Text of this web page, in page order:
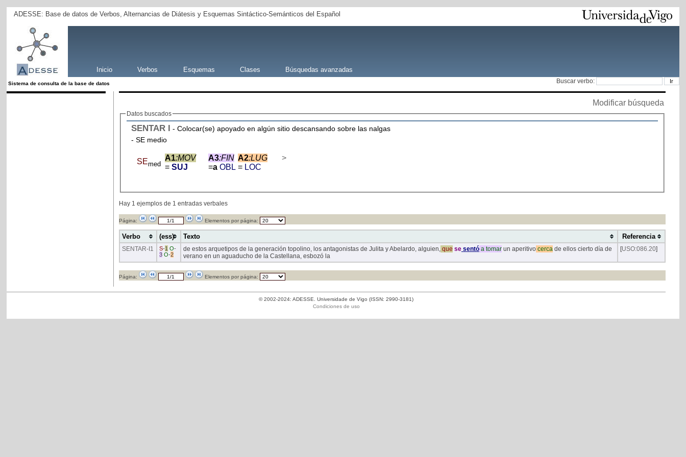
ADESSE: Base de datos de Verbos, Alternancias de Diátesis y Esquemas Sintáctico-Semánticos del Español
Inicio Verbos Esquemas Clases Búsquedas avanzadas
Sistema de consulta de la base de datos Buscar verbo:
Modificar búsqueda
Datos buscados
SENTAR I - Colocar(se) apoyado en algún sitio descansando sobre las nalgas
- SE medio
SEmed
A1:MOV
= SUJ
A3:FIN
=a OBL
A2:LUG
= LOC
>
Hay 1 ejemplos de 1 entradas verbales
Página: Elementos por página:
Verbo (ess) Texto Referencia
SENTAR-I1 S-1 O-
3 O-2
de estos arquetipos de la generación topolino, los antagonistas de Julita y Abelardo, alguien,que sesentóatomarun aperitivocercade ellos cierto día de
verano en un aguaducho de la Castellana, esbozó la
[USO:086.20]
Página: Elementos por página:
© 2002-2024: ADESSE. Universidade de Vigo (ISSN: 2990-3181)
Condiciones de uso